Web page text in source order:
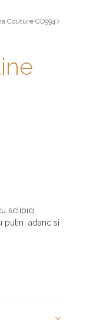
Couture CD994
sclipici.
putin adanc si